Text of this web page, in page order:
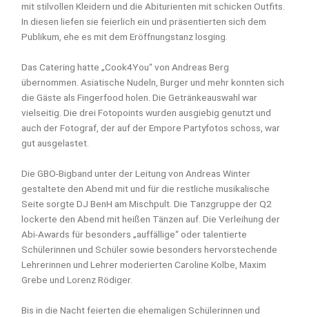
mit stilvollen Kleidern und die Abiturienten mit schicken Outfits.
In diesen liefen sie feierlich ein und präsentierten sich dem
Publikum, ehe es mit dem Eröffnungstanz losging.
Das Catering hatte „Cook4You“ von Andreas Berg
übernommen. Asiatische Nudeln, Burger und mehr konnten sich
die Gäste als Fingerfood holen. Die Getränkeauswahl war
vielseitig. Die drei Fotopoints wurden ausgiebig genutzt und
auch der Fotograf, der auf der Empore Partyfotos schoss, war
gut ausgelastet.
Die GBO-Bigband unter der Leitung von Andreas Winter
gestaltete den Abend mit und für die restliche musikalische
Seite sorgte DJ BenH am Mischpult. Die Tanzgruppe der Q2
lockerte den Abend mit heißen Tänzen auf. Die Verleihung der
Abi-Awards für besonders „auffällige“ oder talentierte
Schülerinnen und Schüler sowie besonders hervorstechende
Lehrerinnen und Lehrer moderierten Caroline Kolbe, Maxim
Grebe und Lorenz Rödiger.
Bis in die Nacht feierten die ehemaligen Schülerinnen und